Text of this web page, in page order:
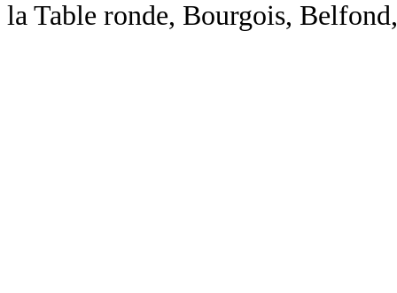
la Table ronde, Bourgois,